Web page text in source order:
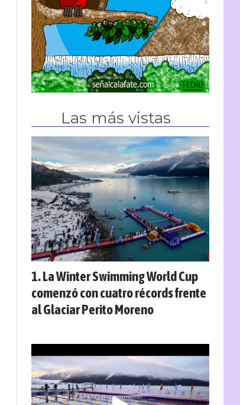
Las más vistas
La Winter Swimming World Cup
comenzó con cuatro récords frente
al Glaciar Perito Moreno